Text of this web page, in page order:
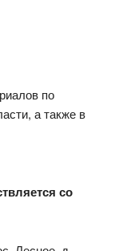
по
а также в
со